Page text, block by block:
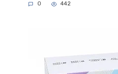
0 442